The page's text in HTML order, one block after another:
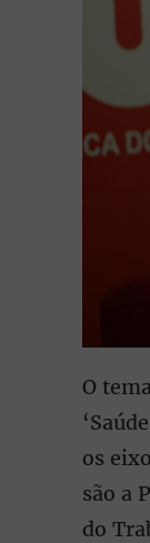
O
os
são a
do